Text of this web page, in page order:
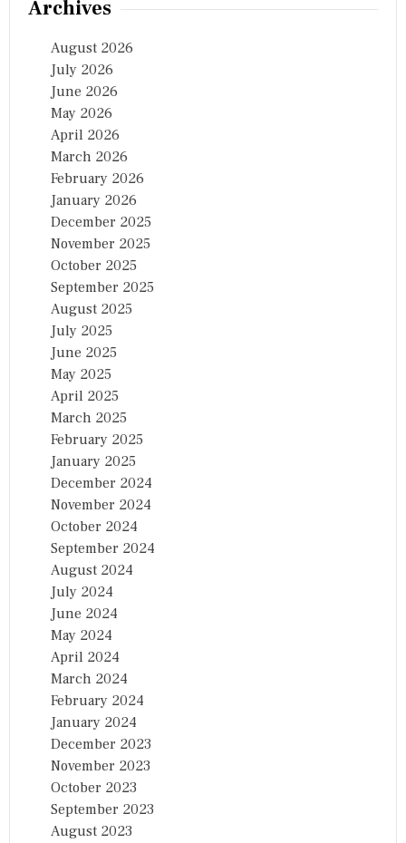
Archives
August 2026
July 2026
June 2026
May 2026
April 2026
March 2026
February 2026
January 2026
December 2025
November 2025
October 2025
September 2025
August 2025
July 2025
June 2025
May 2025
April 2025
March 2025
February 2025
January 2025
December 2024
November 2024
October 2024
September 2024
August 2024
July 2024
June 2024
May 2024
April 2024
March 2024
February 2024
January 2024
December 2023
November 2023
October 2023
September 2023
August 2023